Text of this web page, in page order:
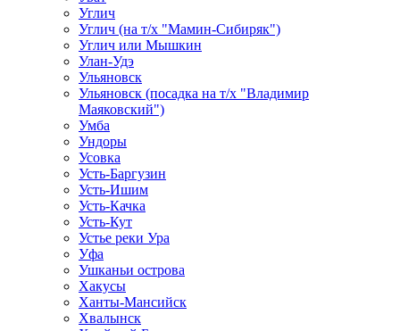
Углич
Углич (на т/х "Мамин-Сибиряк")
Углич или Мышкин
Улан-Удэ
Ульяновск
Ульяновск (посадка на т/х "Владимир
Маяковский")
Умба
Ундоры
Усовка
Усть-Баргузин
Усть-Ишим
Усть-Качка
Усть-Кут
Устье реки Ура
Уфа
Ушканьи острова
Хакусы
Ханты-Мансийск
Хвалынск